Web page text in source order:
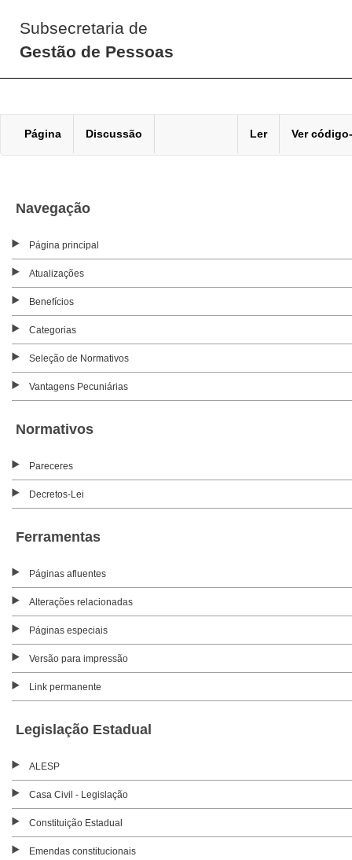
Subsecretaria de
Gestão de Pessoas
Página Discussão Ler Ver
Navegação
Página principal
Atualizações
Benefícios
Categorias
Seleção de Normativos
Vantagens Pecuniárias
Normativos
Pareceres
Decretos-Lei
Ferramentas
Páginas afluentes
Alterações relacionadas
Páginas especiais
Versão para impressão
Link permanente
Legislação Estadual
ALESP
Casa Civil - Legislação
Constituição Estadual
Emendas constitucionais